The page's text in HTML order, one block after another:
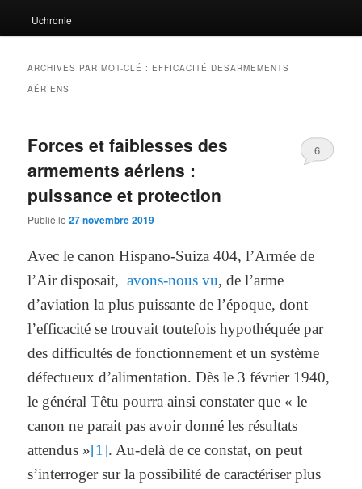
Uchronie
ARCHIVES PAR MOT-CLÉ : EFFICACITÉ DESARMEMENTS
AÉRIENS
Forces et faiblesses des
armements aériens :
puissance et protection
Publié le27 novembre 2019
6
Avec le canon Hispano-Suiza 404, l’Armée de
l’Air disposait,avons-nous vu, de l’arme
d’aviation la plus puissante de l’époque, dont
l’efficacité se trouvait toutefois hypothéquée par
des difficultés de fonctionnement et un système
défectueux d’alimentation. Dès le 3 février 1940,
le général Têtu pourra ainsi constater que « le
canon ne parait pas avoir donné les résultats
attendus »[1]. Au-delà de ce constat, on peut
s’interroger sur la possibilité de caractériser plus